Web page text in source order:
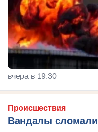
вчера в 19:30
Происшествия
Вандалы сломали